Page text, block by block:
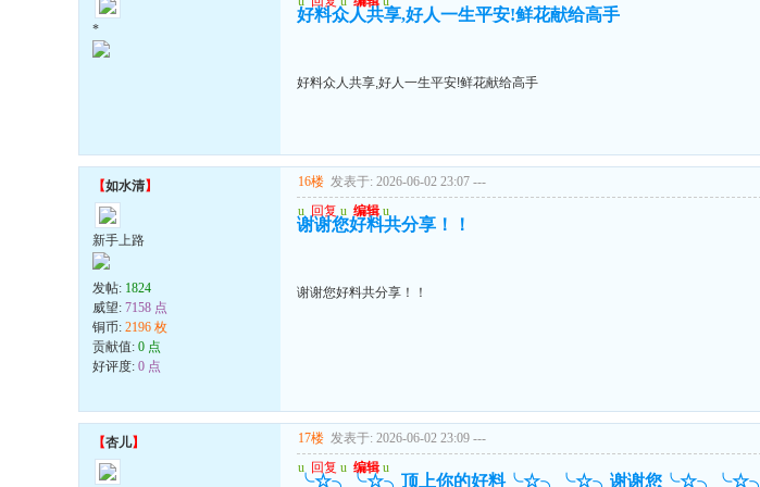
*
好料众人共享,好人一生平安!鲜花献给高手
好料众人共享,好人一生平安!鲜花献给高手
【如水清】
新手上路
发帖: 1824
威望: 7158 点
铜币: 2196 枚
贡献值: 0 点
好评度: 0 点
16楼 发表于: 2026-06-02 23:07 ---
u 回复 u 编辑 u
谢谢您好料共分享！！
谢谢您好料共分享！！
【杏儿】 17楼 发表于: 2026-06-02 23:09 ---
u 回复 u 编辑 u
╰☆╮╰☆╮顶上你的好料╰☆╮╰☆╮谢谢您╰☆╮╰☆╮